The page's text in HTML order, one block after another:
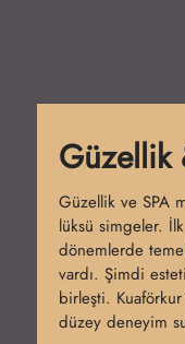
Güzellik
Güzellik ve SPA
lüksü simgeler. İlk
dönemlerde
vardı. Şimdi
birleşti.
düzey deneyim